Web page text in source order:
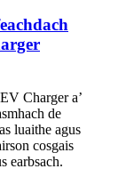
Charger a’
de
luaithe agus
cosgais
earbsach.